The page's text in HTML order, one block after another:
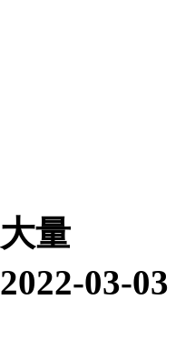
大量
2022-03-03